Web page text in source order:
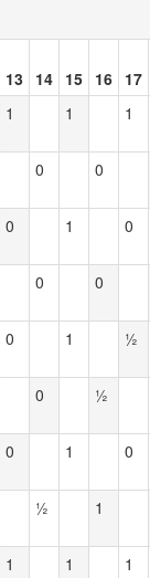
13 14 15 16 17
1 1 1
0 0
0 1 0
0 0
0 1 ½
0 ½
0 1 0
½ 1
1 1 1